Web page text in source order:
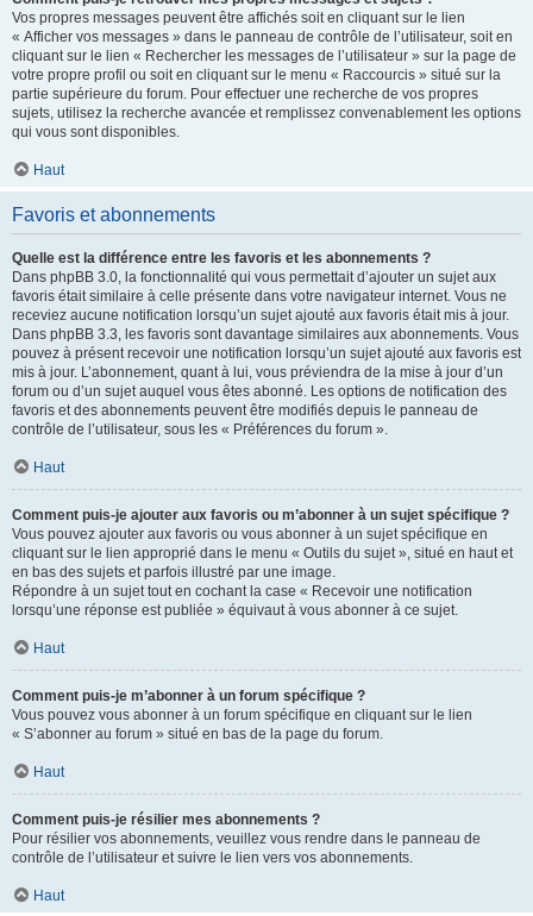
Vos propres messages peuvent être affichés soit en cliquant sur le lien
« Afficher vos messages » dans le panneau de contrôle de l’utilisateur, soit en
cliquant sur le lien « Rechercher les messages de l’utilisateur » sur la page de
votre propre profil ou soit en cliquant sur le menu « Raccourcis » situé sur la
partie supérieure du forum. Pour effectuer une recherche de vos propres
sujets, utilisez la recherche avancée et remplissez convenablement les options
qui vous sont disponibles.
Haut
Favoris et abonnements
Quelle est la différence entre les favoris et les abonnements ?
Dans phpBB 3.0, la fonctionnalité qui vous permettait d’ajouter un sujet aux
favoris était similaire à celle présente dans votre navigateur internet. Vous ne
receviez aucune notification lorsqu’un sujet ajouté aux favoris était mis à jour.
Dans phpBB 3.3, les favoris sont davantage similaires aux abonnements. Vous
pouvez à présent recevoir une notification lorsqu’un sujet ajouté aux favoris est
mis à jour. L’abonnement, quant à lui, vous préviendra de la mise à jour d’un
forum ou d’un sujet auquel vous êtes abonné. Les options de notification des
favoris et des abonnements peuvent être modifiés depuis le panneau de
contrôle de l’utilisateur, sous les « Préférences du forum ».
Haut
Comment puis-je ajouter aux favoris ou m’abonner à un sujet spécifique ?
Vous pouvez ajouter aux favoris ou vous abonner à un sujet spécifique en
cliquant sur le lien approprié dans le menu « Outils du sujet », situé en haut et
en bas des sujets et parfois illustré par une image.
Répondre à un sujet tout en cochant la case « Recevoir une notification
lorsqu’une réponse est publiée » équivaut à vous abonner à ce sujet.
Haut
Comment puis-je m’abonner à un forum spécifique ?
Vous pouvez vous abonner à un forum spécifique en cliquant sur le lien
« S’abonner au forum » situé en bas de la page du forum.
Haut
Comment puis-je résilier mes abonnements ?
Pour résilier vos abonnements, veuillez vous rendre dans le panneau de
contrôle de l’utilisateur et suivre le lien vers vos abonnements.
Haut